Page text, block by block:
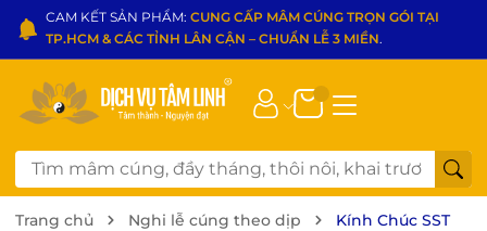
CAM KẾT SẢN PHẨM: CUNG CẤP MÂM CÚNG TRỌN GÓI TẠI
TP.HCM & CÁC TỈNH LÂN CẬN – CHUẨN LỄ 3 MIỀN.
Trang chủ Nghi lễ cúng theo dịp
Kính Chúc SST